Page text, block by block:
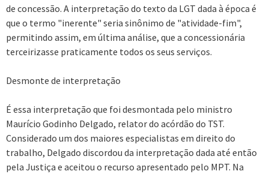
de concessão. A interpretação do texto da LGT dada à época é
que o termo "inerente" seria sinônimo de "atividade-fim",
permitindo assim, em última análise, que a concessionária
terceirizasse praticamente todos os seus serviços.
Desmonte de interpretação
É essa interpretação que foi desmontada pelo ministro
Maurício Godinho Delgado, relator do acórdão do TST.
Considerado um dos maiores especialistas em direito do
trabalho, Delgado discordou da interpretação dada até então
pela Justiça e aceitou o recurso apresentado pelo MPT. Na